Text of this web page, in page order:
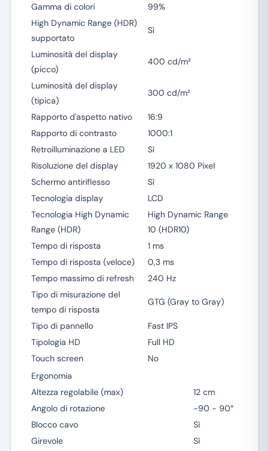
Gamma di colori
99%
High Dynamic Range (HDR)
supportato
Sì
Luminosità del display
(picco)
400 cd/m²
Luminosità del display
(tipica)
300 cd/m²
Rapporto d'aspetto nativo
16:9
Rapporto di contrasto
1000:1
Retroilluminazione a LED
Sì
Risoluzione del display
1920 x 1080 Pixel
Schermo antiriflesso
Sì
Tecnologia display
LCD
Tecnologia High Dynamic
Range (HDR)
High Dynamic Range
10 (HDR10)
Tempo di risposta
1 ms
Tempo di risposta (veloce)
0,3 ms
Tempo massimo di refresh
240 Hz
Tipo di misurazione del
tempo di risposta
GTG (Gray to Gray)
Tipo di pannello
Fast IPS
Tipologia HD
Full HD
Touch screen
No
Ergonomia
Altezza regolabile (max)
12 cm
Angolo di rotazione
-90 - 90°
Blocco cavo
Sì
Girevole
Sì